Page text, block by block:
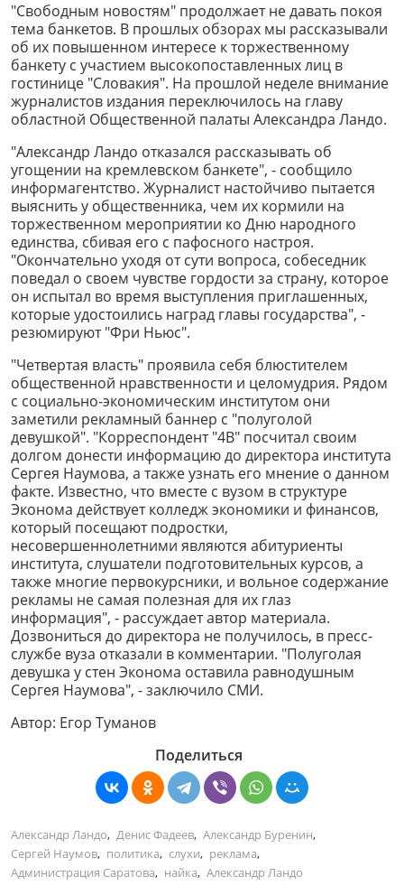
"Свободным новостям" продолжает не давать покоя
тема банкетов. В прошлых обзорах мы рассказывали
об их повышенном интересе к торжественному
банкету с участием высокопоставленных лиц в
гостинице "Словакия". На прошлой неделе внимание
журналистов издания переключилось на главу
областной Общественной палаты Александра Ландо.
"Александр Ландо отказался рассказывать об
угощении на кремлевском банкете", - сообщило
информагентство. Журналист настойчиво пытается
выяснить у общественника, чем их кормили на
торжественном мероприятии ко Дню народного
единства, сбивая его с пафосного настроя.
"Окончательно уходя от сути вопроса, собеседник
поведал о своем чувстве гордости за страну, которое
он испытал во время выступления приглашенных,
которые удостоились наград главы государства", -
резюмируют "Фри Ньюс".
"Четвертая власть" проявила себя блюстителем
общественной нравственности и целомудрия. Рядом
с социально-экономическим институтом они
заметили рекламный баннер с "полуголой
девушкой". "Корреспондент "4В" посчитал своим
долгом донести информацию до директора института
Сергея Наумова, а также узнать его мнение о данном
факте. Известно, что вместе с вузом в структуре
Эконома действует колледж экономики и финансов,
который посещают подростки,
несовершеннолетними являются абитуриенты
института, слушатели подготовительных курсов, а
также многие первокурсники, и вольное содержание
рекламы не самая полезная для их глаз
информация", - рассуждает автор материала.
Дозвониться до директора не получилось, в пресс-
службе вуза отказали в комментарии. "Полуголая
девушка у стен Эконома оставила равнодушным
Сергея Наумова", - заключило СМИ.
Автор: Егор Туманов
Поделиться
Александр Ландо, Денис Фадеев, Александр Буренин,
Сергей Наумов, политика, слухи, реклама,
Администрация Саратова, найка, Александр Ландо